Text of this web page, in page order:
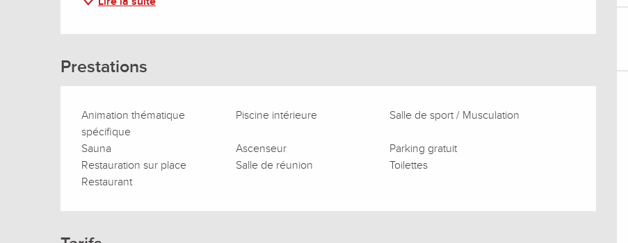
Prestations
Animation thématique
spécifique
Piscine intérieure Salle de sport / Musculation
Sauna Ascenseur
Parking gratuit
Restauration sur place
Salle de réunion
Toilettes
Restaurant